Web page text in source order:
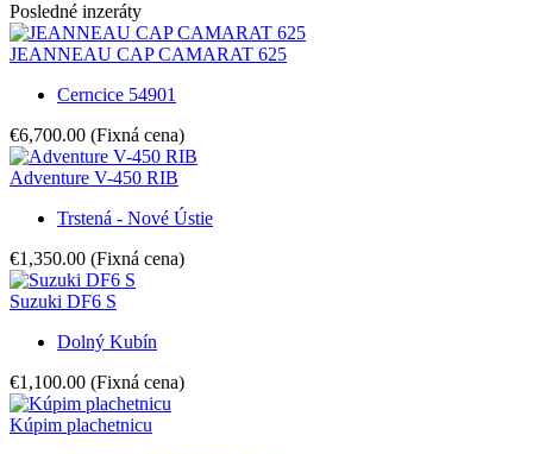
Posledné inzeráty
JEANNEAU CAP CAMARAT 625
Cerncice 54901
€6,700.00 (Fixná cena)
Adventure V-450 RIB
Trstená - Nové Ústie
€1,350.00 (Fixná cena)
Suzuki DF6 S
Dolný Kubín
€1,100.00 (Fixná cena)
Kúpim plachetnicu